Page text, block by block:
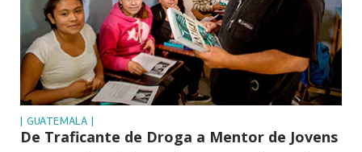
| GUATEMALA |
De Traficante de Droga a Mentor de Jovens